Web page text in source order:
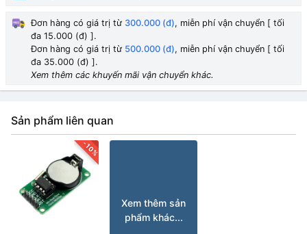
Đơn hàng có giá trị từ 300.000 (đ), miễn phí vận chuyển [ tối
đa 15.000 (đ) ].
Đơn hàng có giá trị từ 500.000 (đ), miễn phí vận chuyển [ tối
đa 35.000 (đ) ].
Xem thêm các khuyến mãi vận chuyển khác.
Sản phẩm liên quan
-10%
Xem thêm sản
phẩm khác...